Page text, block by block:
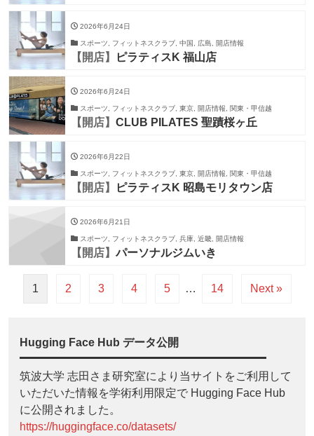
2026年6月24日
スポーツ, フィットネスクラブ, 中国, 広島, 開店情報
【開店】 ピラティスK 福山店
2026年6月24日
スポーツ, フィットネスクラブ, 東京, 開店情報, 関東・甲信越
【開店】 CLUB PILATES 聖蹟桜ヶ丘
2026年6月22日
スポーツ, フィットネスクラブ, 東京, 開店情報, 関東・甲信越
【開店】 ピラティスK 昭島モリタウン店
2026年6月21日
スポーツ, フィットネスクラブ, 兵庫, 近畿, 開店情報
【開店】パーソナルジムいき
1 2 3 4 5 … 14 Next »
Hugging Face Hub データ公開
筑波大学 志田さま研究室により当サイトをご利用して
いただいた情報を学術利用限定で Hugging Face Hub
に公開されました。
https://huggingface.co/datasets/